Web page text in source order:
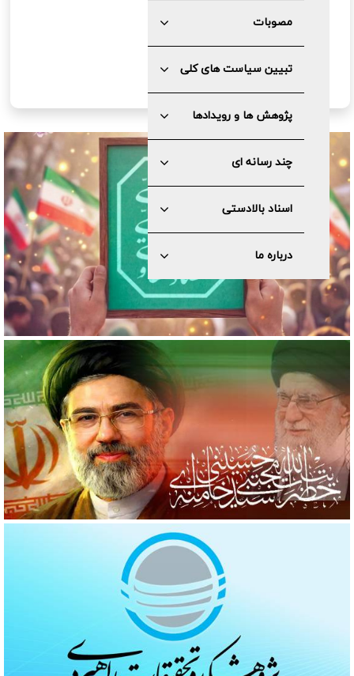
مصوبات
تبیین سیاست های کلی
پژوهش ها و رویدادها
چند رسانه ای
اسناد بالادستی
درباره ما